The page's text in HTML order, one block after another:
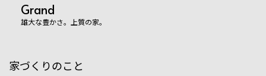
Grand
雄大な豊かさ。上質の家。
家づくりのこと